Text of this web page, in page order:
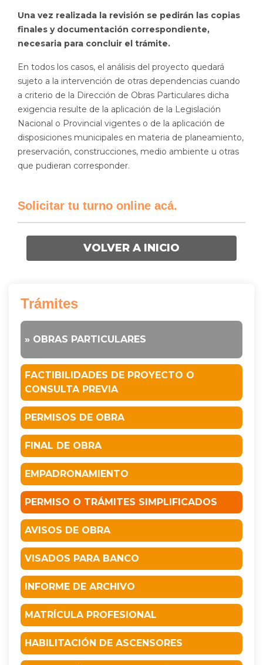
Una vez realizada la revisión se pedirán las copias
finales y documentación correspondiente,
necesaria para concluir el trámite.
En todos los casos, el análisis del proyecto quedará
sujeto a la intervención de otras dependencias cuando
a criterio de la Dirección de Obras Particulares dicha
exigencia resulte de la aplicación de la Legislación
Nacional o Provincial vigentes o de la aplicación de
disposiciones municipales en materia de planeamiento,
preservación, construcciones, medio ambiente u otras
que pudieran corresponder.
Solicitar tu turno online acá.
VOLVER A INICIO
Trámites
» OBRAS PARTICULARES
FACTIBILIDADES DE PROYECTO O
CONSULTA PREVIA
PERMISOS DE OBRA
FINAL DE OBRA
EMPADRONAMIENTO
PERMISO O TRÁMITES SIMPLIFICADOS
AVISOS DE OBRA
VISADOS PARA BANCO
INFORME DE ARCHIVO
MATRÍCULA PROFESIONAL
HABILITACIÓN DE ASCENSORES